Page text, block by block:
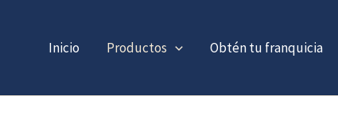
Inicio Productos Obtén tu franquicia